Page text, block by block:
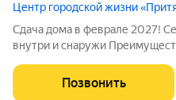
Центр городской жизни
Сдача дома в феврале 2027!
внутри и снаружи
гардеробная в коридоре
функциональная детская
Позвонить